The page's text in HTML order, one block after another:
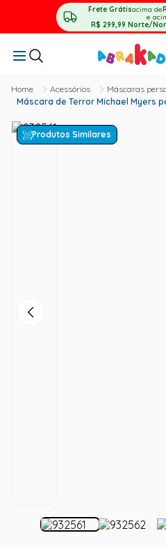
Frete Grátisacima de
e
R$ 299,99 Norte/
Acessórios
Máscaras
Máscara de Terror Michael Myers
Produtos Similares